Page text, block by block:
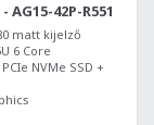
42P-R551
matt kijelző
6 Core
NVMe SSD +